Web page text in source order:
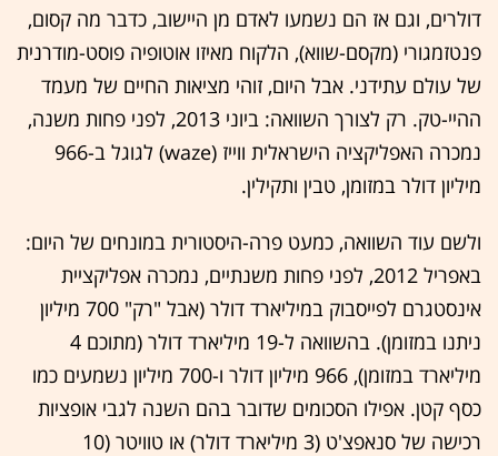
דולרים, וגם אז הם נשמעו לאדם מן היישוב, כדבר מה קסום,
פנטזמגורי (מקסם-שווא), הלקוח מאיזו אוטופיה פוסט-מודרנית
של עולם עתידני. אבל היום, זוהי מציאות החיים של מעמד
ההיי-טק. רק לצורך השוואה: ביוני 2013, לפני פחות משנה,
נמכרה האפליקציה הישראלית ווייז (waze) לגוגל ב-966
מיליון דולר במזומן, טבין ותקילין.
ולשם עוד השוואה, כמעט פרה-היסטורית במונחים של היום:
באפריל 2012, לפני פחות משנתיים, נמכרה אפליקציית
אינסטגרם לפייסבוק במיליארד דולר (אבל "רק" 700 מיליון
ניתנו במזומן). בהשוואה ל-19 מיליארד דולר (מתוכם 4
מיליארד במזומן), 966 מיליון דולר ו-700 מיליון נשמעים כמו
כסף קטן. אפילו הסכומים שדובר בהם השנה לגבי אופציות
רכישה של סנאפצ'ט (3 מיליארד דולר) או טוויטר (10